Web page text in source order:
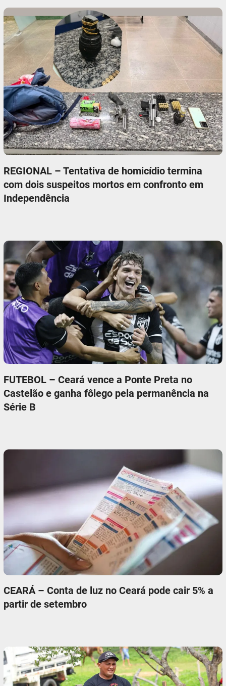
REGIONAL – Tentativa de homicídio termina
com dois suspeitos mortos em confronto em
Independência
FUTEBOL – Ceará vence a Ponte Preta no
Castelão e ganha fôlego pela permanência na
Série B
CEARÁ – Conta de luz no Ceará pode cair 5% a
partir de setembro